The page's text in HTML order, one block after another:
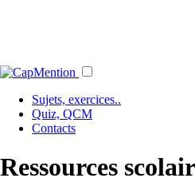
Sujets, exercices..
Quiz, QCM
Contacts
Ressources